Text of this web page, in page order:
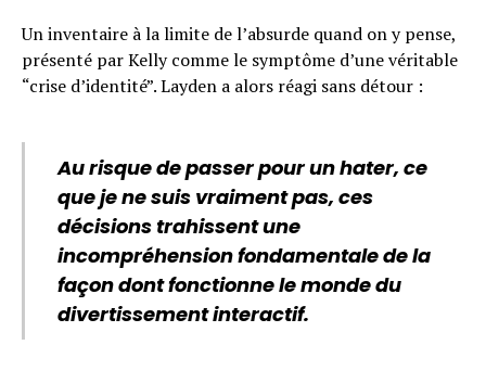
Un inventaire à la limite de l’absurde quand on y pense,
présenté par Kelly comme le symptôme d’une véritable
“crise d’identité”. Layden a alors réagi sans détour :
Au risque de passer pour un hater, ce
que je ne suis vraiment pas, ces
décisions trahissent une
incompréhension fondamentale de la
façon dont fonctionne le monde du
divertissement interactif.